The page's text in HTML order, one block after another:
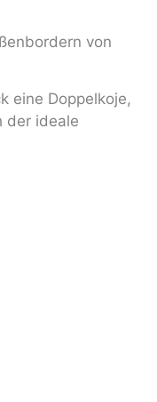
von
eine Doppelkoje,
der ideale